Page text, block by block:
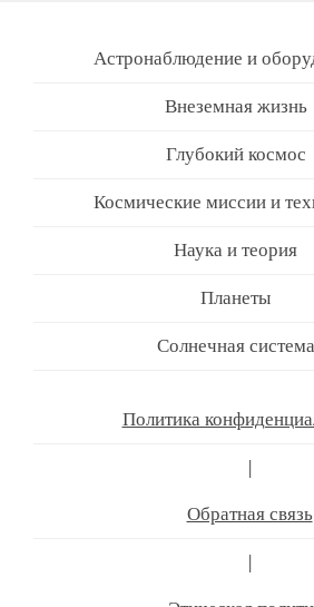
Астронаблюдение и
Внеземная жизнь
Глубокий космос
Космические миссии и
Наука и теория
Планеты
Солнечная система
Политика
|
Обратная связь
|